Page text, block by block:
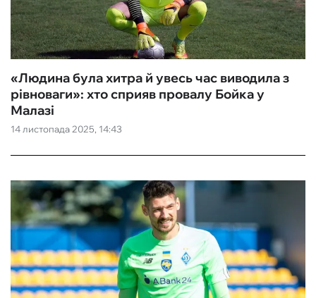
14 листопада 2025, 14:43
«Людина була хитра й увесь час виводила з
рівноваги»: хто сприяв провалу Бойка у
Малазі